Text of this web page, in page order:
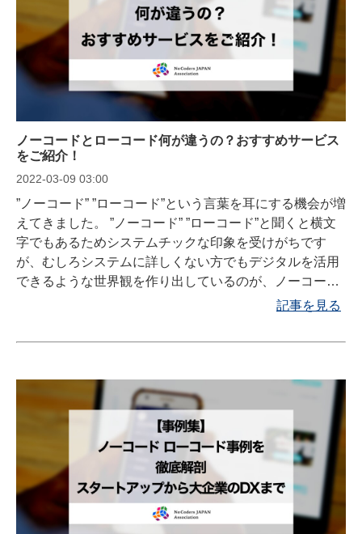
ノーコードとローコード何が違うの？おすすめサービス
をご紹介！
2022-03-09 03:00
”ノーコード” ”ローコード”という言葉を耳にする機会が増
えてきました。 ”ノーコード” ”ローコード”と聞くと横文
字でもあるためシステムチックな印象を受けがちです
が、むしろシステムに詳しくない方でもデジタルを活用
できるような世界観を作り出しているのが、ノーコード
サービスであり、ローコードサービスです。 ノーコード
り様々な業務が簡略化、自動化されるようになり多くの
ュアンスが違う”ノーコード”と ”ローコード”についてご説
明します。
記事を見る